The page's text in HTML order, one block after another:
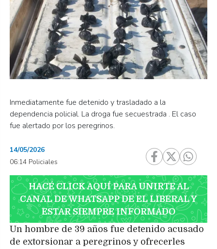
Inmediatamente fue detenido y trasladado a la
dependencia policial. La droga fue secuestrada . El caso
fue alertado por los peregrinos.
14/05/2026
06:14 Policiales
HACÉ CLICK AQUÍ PARA UNIRTE AL
CANAL DE WHATSAPP DE EL LIBERAL Y
ESTAR SIEMPRE INFORMADO
Un hombre de 39 años fue detenido acusado
de extorsionar a peregrinos y ofrecerles